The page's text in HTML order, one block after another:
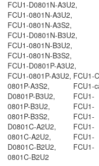
FCU1-D0801N-A3U2,
FCU1-0801N-A3U2,
FCU1-0801N-A3S2,
FCU1-D0801N-B3U2,
FCU1-0801N-B3U2,
FCU1-0801N-B3S2,
FCU1-D0801P-A3U2,
FCU1-0801P-A3U2, FCU1-
0801P-A3S2, FCU1-
D0801P-B3U2, FCU1-
0801P-B3U2, FCU1-
0801P-B3S2, FCU1-
D0801C-A2U2, FCU1-
0801C-A2U2, FCU1-
D0801C-B2U2, FCU1-
0801C-B2U2